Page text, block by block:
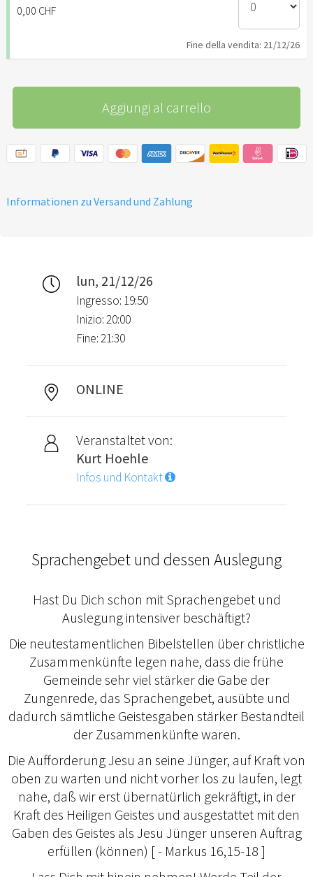
0,00 CHF
Fine della vendita: 21/12/26
Aggiungi al carrello
Informationen zu Versand und Zahlung
lun, 21/12/26
Ingresso: 19:50
Inizio: 20:00
Fine: 21:30
ONLINE
Veranstaltet von:
Kurt Hoehle
Infos und Kontakt
Sprachengebet und dessen Auslegung
Hast Du Dich schon mit Sprachengebet und
Auslegung intensiver beschäftigt?
Die neutestamentlichen Bibelstellen über christliche
Zusammenkünfte legen nahe, dass die frühe
Gemeinde sehr viel stärker die Gabe der
Zungenrede, das Sprachengebet, ausübte und
dadurch sämtliche Geistesgaben stärker Bestandteil
der Zusammenkünfte waren.
Die Aufforderung Jesu an seine Jünger, auf Kraft von
oben zu warten und nicht vorher los zu laufen, legt
nahe, daß wir erst übernatürlich gekräftigt, in der
Kraft des Heiligen Geistes und ausgestattet mit den
Gaben des Geistes als Jesu Jünger unseren Auftrag
erfüllen (können) [ - Markus 16,15-18 ]